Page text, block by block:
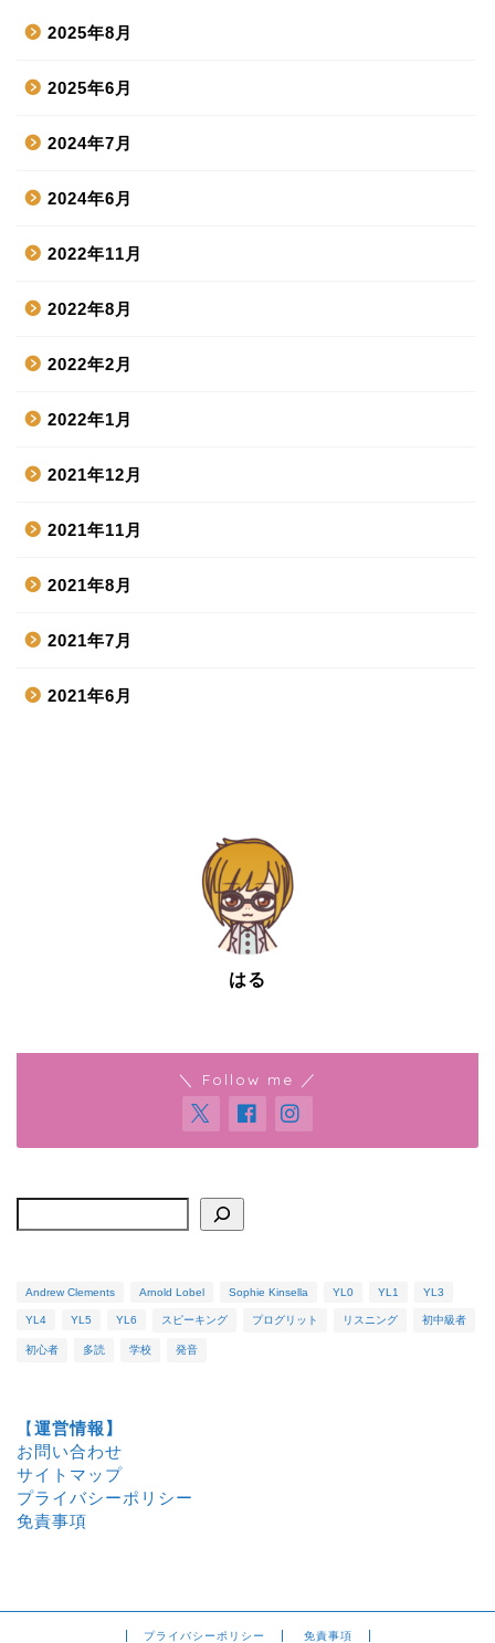
2025年8月
2025年6月
2024年7月
2024年6月
2022年11月
2022年8月
2022年2月
2022年1月
2021年12月
2021年11月
2021年8月
2021年7月
2021年6月
はる
＼ Follow me ／
Andrew Clements Arnold Lobel Sophie Kinsella YL0 YL1 YL3
YL4 YL5 YL6 スピーキング プログリット リスニング 初中級者
初心者 多読 学校 発音
【運営情報】
お問い合わせ
サイトマップ
プライバシーポリシー
免責事項
プライバシーポリシー 免責事項